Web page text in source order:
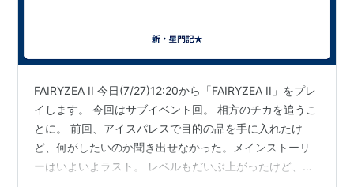
FAIRYZEA II 今日(7/27)12:20から「FAIRYZEA II」をプレ
イします。 今回はサブイベント回。 相方のチカを追うこ
とに。 前回、アイスパレスで目的の品を手に入れたけ
ど、何がしたいのか聞き出せなかった。メインストーリ
ーはいよいよラスト。 レベルもだいぶ上がったけど、サ